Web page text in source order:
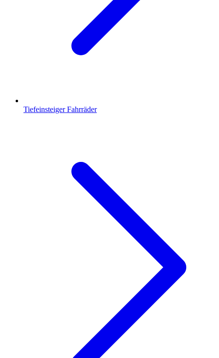
Tiefeinsteiger Fahrräder